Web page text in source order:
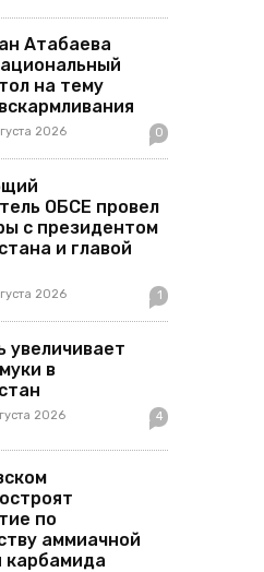
Атабаева
на тему
2026 0
ОБСЕ провел
с президентом
и главой
2026 1
увеличивает
в
2026 4
по
аммиачной
карбамида